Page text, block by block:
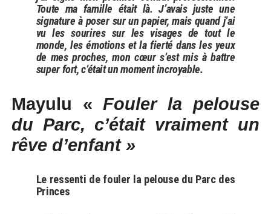
Toute ma famille était là. J’avais juste une
signature à poser sur un papier, mais quand j’ai
vu les sourires sur les visages de tout le
monde, les émotions et la fierté dans les yeux
de mes proches, mon cœur s’est mis à battre
super fort, c’était un moment incroyable.
Mayulu «Fouler la pelouse
du Parc, c’était vraiment un
rêve d’enfant »
Le ressenti de fouler la pelouse du Parc des
Princes